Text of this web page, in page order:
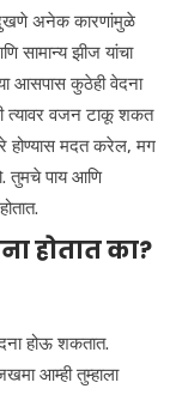
दुखणे अनेक कारणांमुळे
सामान्य झीज यांचा
आसपास कुठेही वेदना
त्यावर वजन टाकू शकत
होण्यास मदत करेल, मग
तुमचे पाय आणि
होतात का?
होऊ शकतात.
आम्ही तुम्हाला